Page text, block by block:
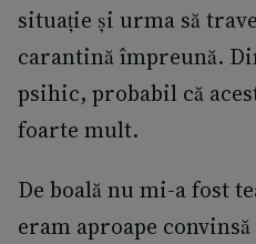
situație și urma să
carantină împreună.
psihic, probabil că
foarte mult.
De boală nu mi-a fost
eram aproape convinsă